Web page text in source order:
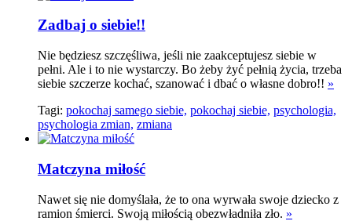
Zadbaj o siebie!!
Nie będziesz szczęśliwa, jeśli nie zaakceptujesz siebie w
pełni. Ale i to nie wystarczy. Bo żeby żyć pełnią życia, trzeba
siebie szczerze kochać, szanować i dbać o własne dobro!! »
Tagi: pokochaj samego siebie, pokochaj siebie, psychologia,
psychologia zmian, zmiana
Matczyna miłość
Nawet się nie domyślała, że to ona wyrwała swoje dziecko z
ramion śmierci. Swoją miłością obezwładniła zło. »